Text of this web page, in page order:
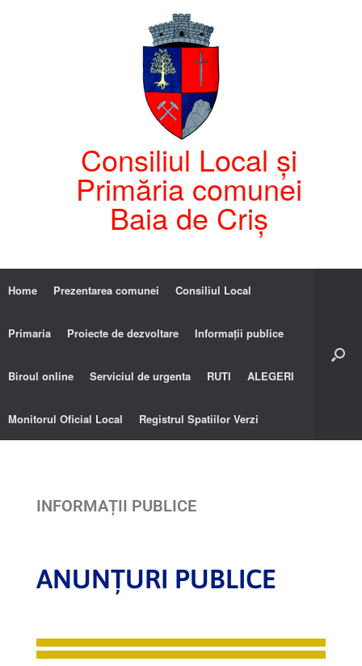
Consiliul Local și
Primăria comunei
Baia de Criș
Home Prezentarea comunei Consiliul Local
Primaria Proiecte de dezvoltare Informații publice
Biroul online Serviciul de urgenta RUTI ALEGERI
Monitorul Oficial Local Registrul Spatiilor Verzi
INFORMAȚII PUBLICE
ANUNȚURI PUBLICE